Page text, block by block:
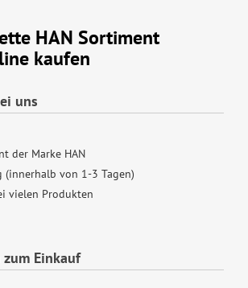
HAN Sortiment
kaufen
uns
der Marke HAN
(innerhalb von 1-3 Tagen)
vielen Produkten
Einkauf